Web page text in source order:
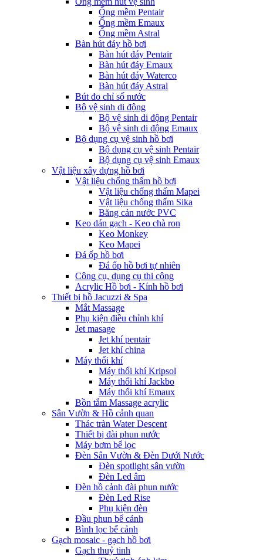
Ống mềm Pentair
Ống mềm Emaux
Ống mềm Astral
Bàn hút đáy hồ bơi
Bàn hút đáy Pentair
Bàn hút đáy Emaux
Bàn hút đáy Waterco
Bàn hút đáy Astral
Bút đo chỉ số nước
Bộ vệ sinh di động
Bộ vệ sinh di động Pentair
Bộ vệ sinh di động Emaux
Bộ dụng cụ vệ sinh hồ bơi
Bộ dụng cụ vệ sinh Pentair
Bộ dụng cụ vệ sinh Emaux
Vật liệu xây dựng hồ bơi
Vật liệu chống thấm hồ bơi
Vật liệu chống thấm Mapei
Vật liệu chống thấm Sika
Băng cản nước PVC
Keo dán gạch - Keo chà ron
Keo Monkey
Keo Mapei
Đá ốp hồ bơi
Đá ốp hồ bơi tự nhiên
Công cụ, dụng cụ thi công
Acrylic Hồ bơi - Kính hồ bơi
Thiết bị hồ Jacuzzi & Spa
Mắt Massage
Phụ kiện điều chỉnh khí
Jet masage
Jet khí pentair
Jet khí china
Máy thổi khí
Máy thổi khí Kripsol
Máy thổi khí Jackbo
Máy thổi khí Emaux
Bồn tắm Massage acrylic
Sân Vườn & Hồ cảnh quan
Thác tràn Water Descent
Thiết bị đài phun nước
Máy bơm bể lọc
Đèn Sân Vườn & Đèn Dưới Nước
Đèn spotlight sân vườn
Đèn Led âm
Đèn hồ cảnh đài phun nước
Đèn Led Rise
Phụ kiện đèn
Đầu phun bể cảnh
Bình lọc bể cảnh
Gạch mosaic - gạch hồ bơi
Gạch thuỷ tinh